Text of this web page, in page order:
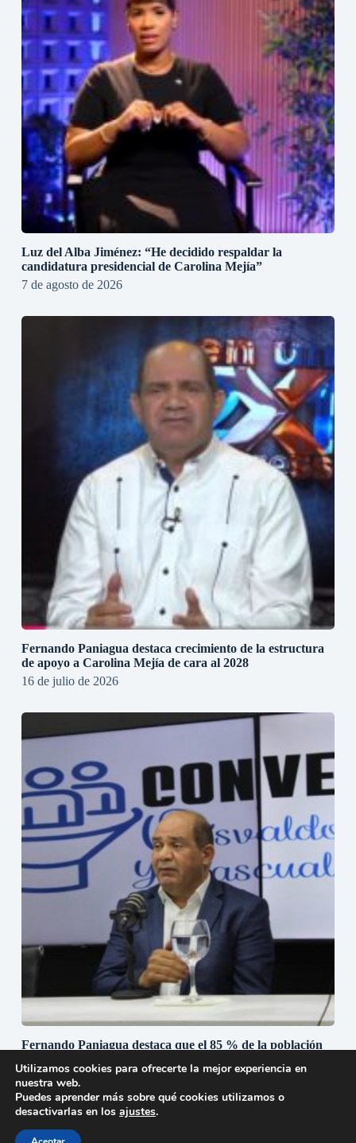
Luz del Alba Jiménez: “He decidido respaldar la
candidatura presidencial de Carolina Mejía”
7 de agosto de 2026
Fernando Paniagua destaca crecimiento de la estructura
de apoyo a Carolina Mejía de cara al 2028
16 de julio de 2026
Fernando Paniagua destaca que el 85 % de la población
presidenta de la República
14 de julio de 2026
Utilizamos cookies para ofrecerte la mejor experiencia en
nuestra web.
Puedes aprender más sobre qué cookies utilizamos o
desactivarlas en los ajustes.